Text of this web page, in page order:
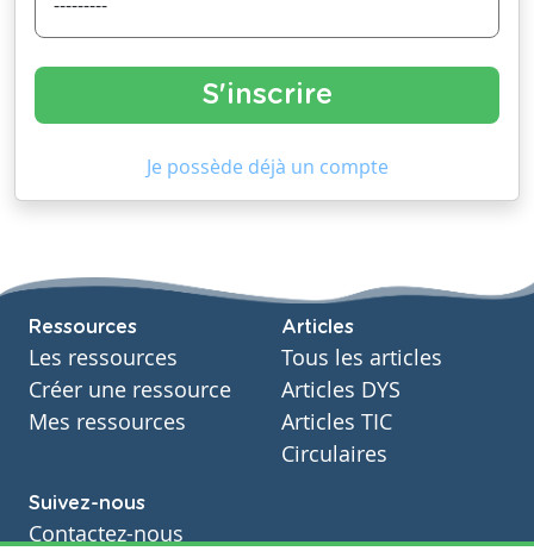
Je possède déjà un compte
Ressources
Les ressources
Créer une ressource
Mes ressources
Articles
Tous les articles
Articles DYS
Articles TIC
Circulaires
Suivez-nous
Contactez-nous